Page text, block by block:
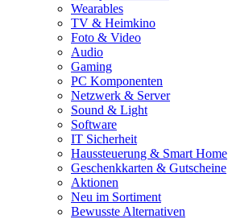
Wearables
TV & Heimkino
Foto & Video
Audio
Gaming
PC Komponenten
Netzwerk & Server
Sound & Light
Software
IT Sicherheit
Haussteuerung & Smart Home
Geschenkkarten & Gutscheine
Aktionen
Neu im Sortiment
Bewusste Alternativen